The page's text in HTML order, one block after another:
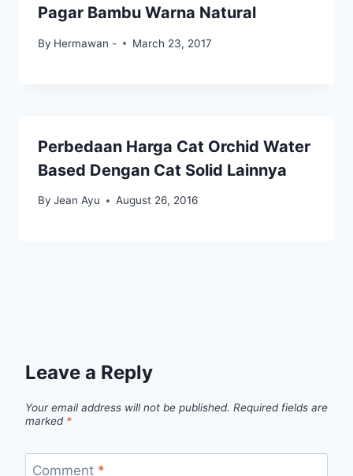
Pagar Bambu Warna Natural
By Hermawan - March 23, 2017
Perbedaan Harga Cat Orchid Water
Based Dengan Cat Solid Lainnya
By Jean Ayu August 26, 2016
Leave a Reply
Your email address will not be published. Required fields are
marked *
Comment *